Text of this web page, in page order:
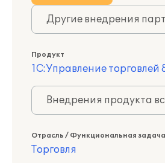
Другие внедрения
Продукт
1С:Управление торговлей
Внедрения продукта
Отрасль / Функциональная задача
Торговля